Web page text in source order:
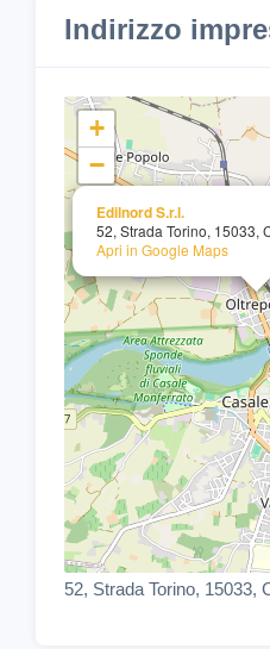
Indirizzo
Edilnord S.r.l.
52, Strada Torino, 15033,
Apri in Google Maps
+
−
52, Strada Torino, 15033,